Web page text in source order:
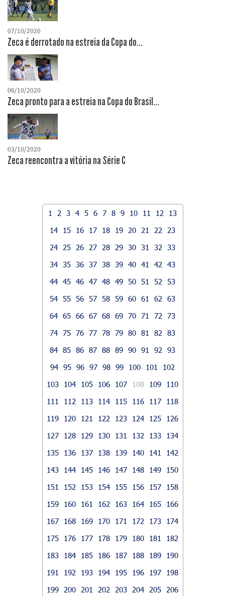
07/10/2020
Zeca é derrotado na estreia da Copa do...
06/10/2020
Zeca pronto para a estreia na Copa do Brasil...
03/10/2020
Zeca reencontra a vitória na Série C
1 2 3 4 5 6 7 8 9 10 11 12
13
14
15 16 17 18 19 20 21 22
23
24
25 26 27 28 29 30 31 32
33
34 35 36 37 38 39 40 41 42
43
44 45 46 47 48 49 50 51 52
53
54 55 56 57 58 59 60 61 62
63
64 65 66 67 68 69 70 71 72
73
74 75 76 77 78 79 80 81 82
83
84 85 86 87 88 89 90 91 92
93
94 95 96 97 98 99 100 101
102
103
104 105 106 107 108 109
110
111
112 113 114 115 116 117
118
119
120 121 122 123 124 125
126
127
128 129 130 131 132 133
134
135
136 137 138 139 140 141
142
143
144 145 146 147 148 149
150
151
152 153 154 155 156 157
158
159
160 161 162 163 164 165
166
167
168 169 170 171 172 173
174
175
176 177 178 179 180 181
182
183
184 185 186 187 188 189
190
191
192 193 194 195 196 197
198
199
200 201 202 203 204 205
206